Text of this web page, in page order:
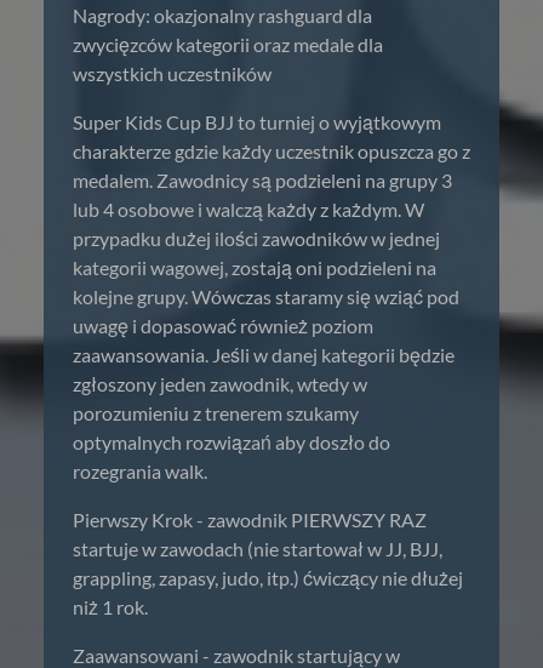
Nagrody: okazjonalny rashguard dla
zwycięzców kategorii oraz medale dla
wszystkich uczestników
Super Kids Cup BJJ to turniej o wyjątkowym
charakterze gdzie każdy uczestnik opuszcza go z
medalem. Zawodnicy są podzieleni na grupy 3
lub 4 osobowe i walczą każdy z każdym. W
przypadku dużej ilości zawodników w jednej
kategorii wagowej, zostają oni podzieleni na
kolejne grupy. Wówczas staramy się wziąć pod
uwagę i dopasować również poziom
zaawansowania. Jeśli w danej kategorii będzie
zgłoszony jeden zawodnik, wtedy w
porozumieniu z trenerem szukamy
optymalnych rozwiązań aby doszło do
rozegrania walk.
Pierwszy Krok - zawodnik PIERWSZY RAZ
startuje w zawodach (nie startował w JJ, BJJ,
grappling, zapasy, judo, itp.) ćwiczący nie dłużej
niż 1 rok.
Zaawansowani - zawodnik startujący w